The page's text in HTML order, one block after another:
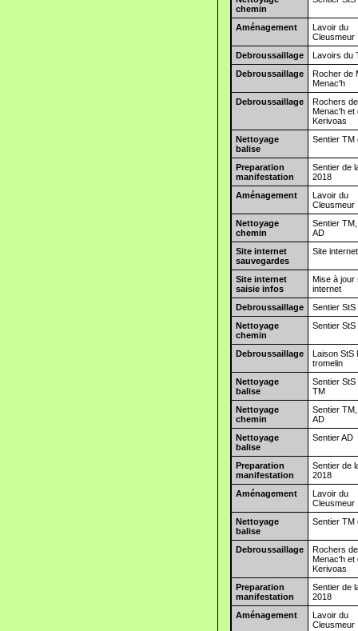
chemin
Aménagement
Lavoir du
Cleusmeur
Debroussaillage
Lavoirs du
Debroussaillage
Rocher de
Menac'h
Debroussaillage
Rochers
Menac'h et
Kerivoas
Nettoyage
balise
Sentier TM
Preparation
manifestation
Sentier de
2018
Aménagement
Lavoir du
Cleusmeur
Nettoyage
chemin
Sentier
AD
Site internet
sauvegardes
Site internet
Site internet
saisie infos
Mise à jour
internet
Debroussaillage
Sentier StS
Nettoyage
chemin
Sentier StS
Debroussaillage
Laison StS
tromelin
Nettoyage
balise
Sentier StS
TM
Nettoyage
chemin
Sentier
AD
Nettoyage
balise
Sentier AD
Preparation
manifestation
Sentier de
2018
Aménagement
Lavoir du
Cleusmeur
Nettoyage
balise
Sentier TM
Debroussaillage
Rochers
Menac'h et
Kerivoas
Preparation
manifestation
Sentier de
2018
Aménagement
Lavoir du
Cleusmeur